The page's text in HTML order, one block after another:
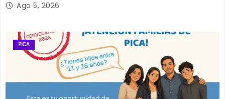
Ago 5, 2026
PICA